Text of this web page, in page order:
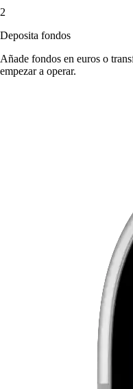
2
Deposita fondos
Añade fondos en euros o
empezar a operar.